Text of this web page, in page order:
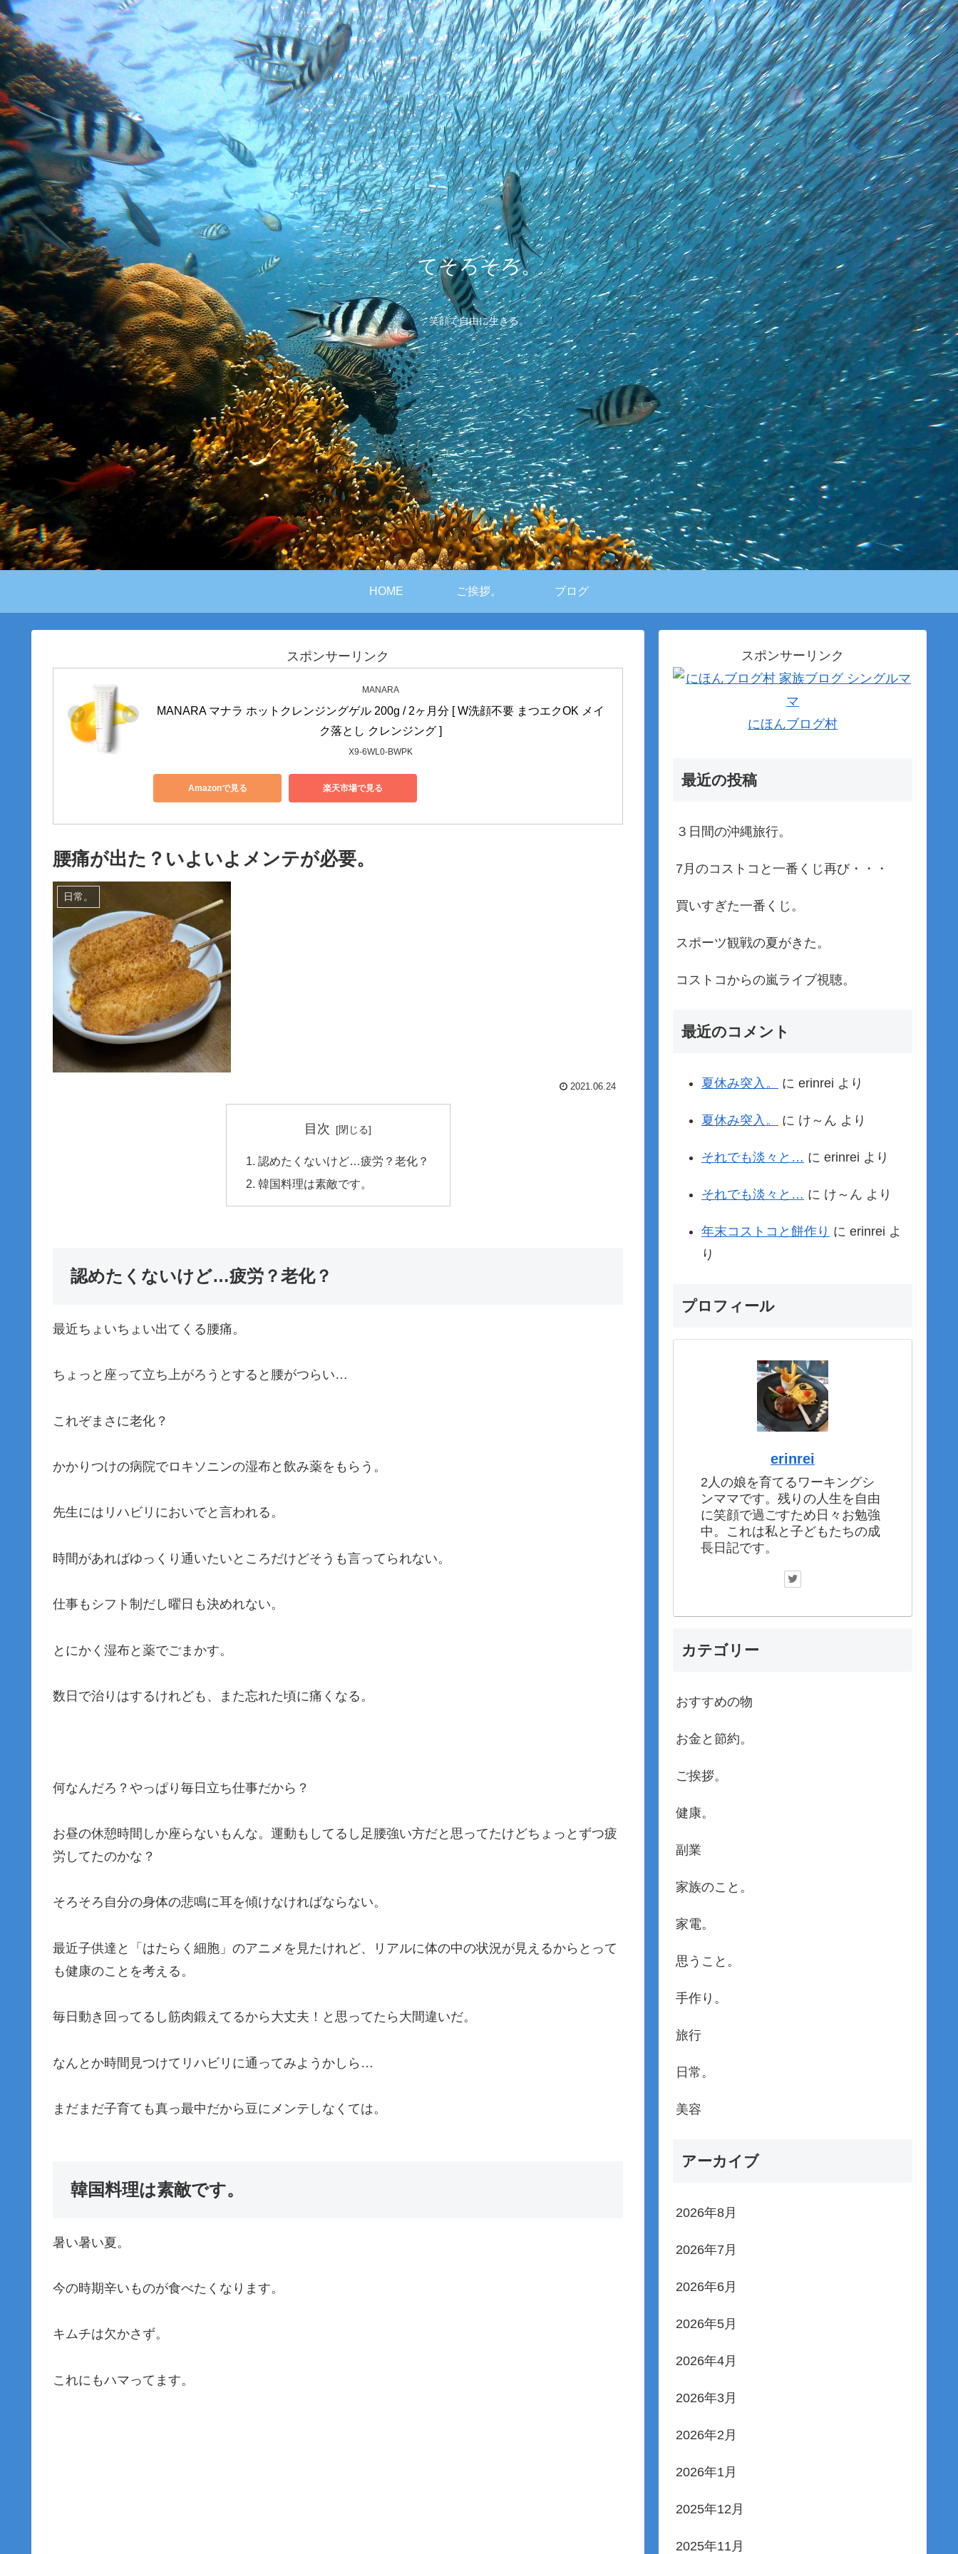
てそろそろ。
笑顔で自由に生きる。
HOME ご挨拶。 ブログ
スポンサーリンク
MANARA
MANARA マナラ ホットクレンジングゲル 200g / 2ヶ月分 [ W洗顔不要 まつエクOK メイ
ク落とし クレンジング ]
X9-6WL0-BWPK
Amazonで見る 楽天市場で見る
腰痛が出た？いよいよメンテが必要。
日常。
2021.06.24
目次
認めたくないけど…疲労？老化？
韓国料理は素敵です。
認めたくないけど…疲労？老化？
最近ちょいちょい出てくる腰痛。
ちょっと座って立ち上がろうとすると腰がつらい…
これぞまさに老化？
かかりつけの病院でロキソニンの湿布と飲み薬をもらう。
先生にはリハビリにおいでと言われる。
時間があればゆっくり通いたいところだけどそうも言ってられない。
仕事もシフト制だし曜日も決めれない。
とにかく湿布と薬でごまかす。
数日で治りはするけれども、また忘れた頃に痛くなる。
何なんだろ？やっぱり毎日立ち仕事だから？
お昼の休憩時間しか座らないもんな。運動もしてるし足腰強い方だと思ってたけどちょっとずつ疲
労してたのかな？
そろそろ自分の身体の悲鳴に耳を傾けなければならない。
最近子供達と「はたらく細胞」のアニメを見たけれど、リアルに体の中の状況が見えるからとって
も健康のことを考える。
毎日動き回ってるし筋肉鍛えてるから大丈夫！と思ってたら大間違いだ。
なんとか時間見つけてリハビリに通ってみようかしら…
まだまだ子育ても真っ最中だから豆にメンテしなくては。
韓国料理は素敵です。
暑い暑い夏。
今の時期辛いものが食べたくなります。
キムチは欠かさず。
これにもハマってます。
スポンサーリンク
にほんブログ村
最近の投稿
３日間の沖縄旅行。
7月のコストコと一番くじ再び・・・
買いすぎた一番くじ。
スポーツ観戦の夏がきた。
コストコからの嵐ライブ視聴。
最近のコメント
夏休み突入。 に erinrei より
夏休み突入。 に け～ん より
それでも淡々と… に erinrei より
それでも淡々と… に け～ん より
年末コストコと餅作り に erinrei よ
り
プロフィール
erinrei
2人の娘を育てるワーキングシ
ンママです。残りの人生を自由
に笑顔で過ごすため日々お勉強
中。これは私と子どもたちの成
長日記です。
カテゴリー
おすすめの物
お金と節約。
ご挨拶。
健康。
副業
家族のこと。
家電。
思うこと。
手作り。
旅行
日常。
美容
アーカイブ
2026年8月
2026年7月
2026年6月
2026年5月
2026年4月
2026年3月
2026年2月
2026年1月
2025年12月
2025年11月